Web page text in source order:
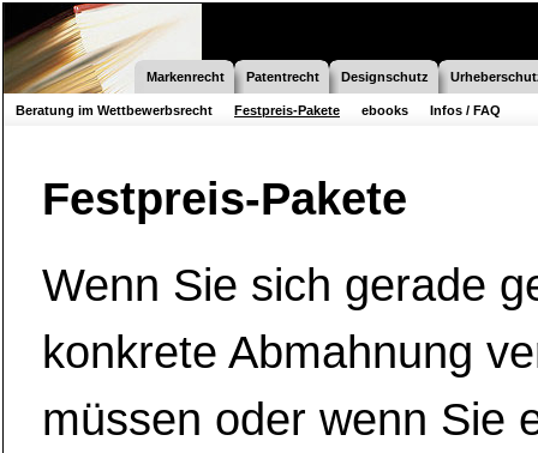
Markenrecht Patentrecht Designschutz
Beratung im Wettbewerbsrecht Festpreis-Pakete ebooks Infos / FAQ
Festpreis-Pakete
Wenn Sie sich gerade
konkrete Abmahnung
müssen oder wenn Sie